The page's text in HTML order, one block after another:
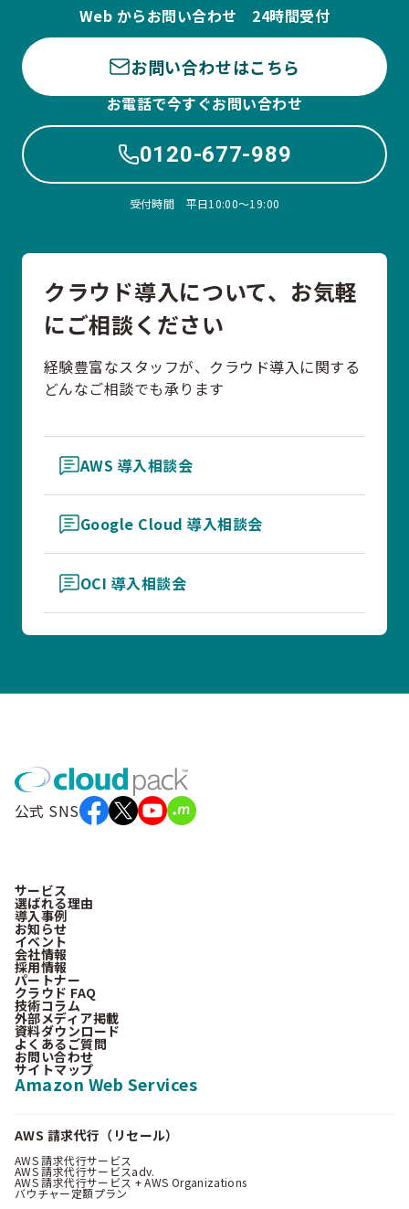
Web からお問い合わせ 24時間受付
お問い合わせはこちら
お電話で今すぐお問い合わせ
0120-677-989
受付時間 平日10:00〜19:00
クラウド導入について、お気軽
にご相談ください
経験豊富なスタッフが、クラウド導入に関する
どんなご相談でも承ります
AWS 導入相談会
Google Cloud 導入相談会
OCI 導入相談会
公式 SNS
サービス
選ばれる理由
導入事例
お知らせ
イベント
会社情報
採用情報
パートナー
クラウド FAQ
技術コラム
外部メディア掲載
資料ダウンロード
よくあるご質問
お問い合わせ
サイトマップ
Amazon Web Services
AWS 請求代行（リセール）
AWS 請求代行サービス
AWS 請求代行サービスadv.
AWS 請求代行サービス + AWS Organizations
バウチャー定額プラン